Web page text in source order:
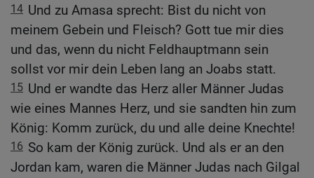
14 Und zu Amasa sprecht: Bist du nicht von
meinem Gebein und Fleisch? Gott tue mir dies
und das, wenn du nicht Feldhauptmann sein
sollst vor mir dein Leben lang an Joabs statt.
15 Und er wandte das Herz aller Männer Judas
wie eines Mannes Herz, und sie sandten hin zum
König: Komm zurück, du und alle deine Knechte!
16 So kam der König zurück. Und als er an den
Jordan kam, waren die Männer Judas nach Gilgal